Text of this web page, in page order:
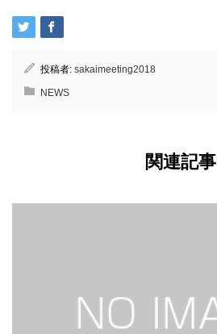
投稿者: sakaimeeting2018
NEWS
関連記事